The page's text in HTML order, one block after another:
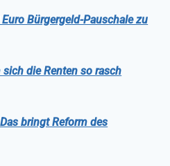
Bürgergeld-Pauschale zu
die Renten so rasch
bringt Reform des